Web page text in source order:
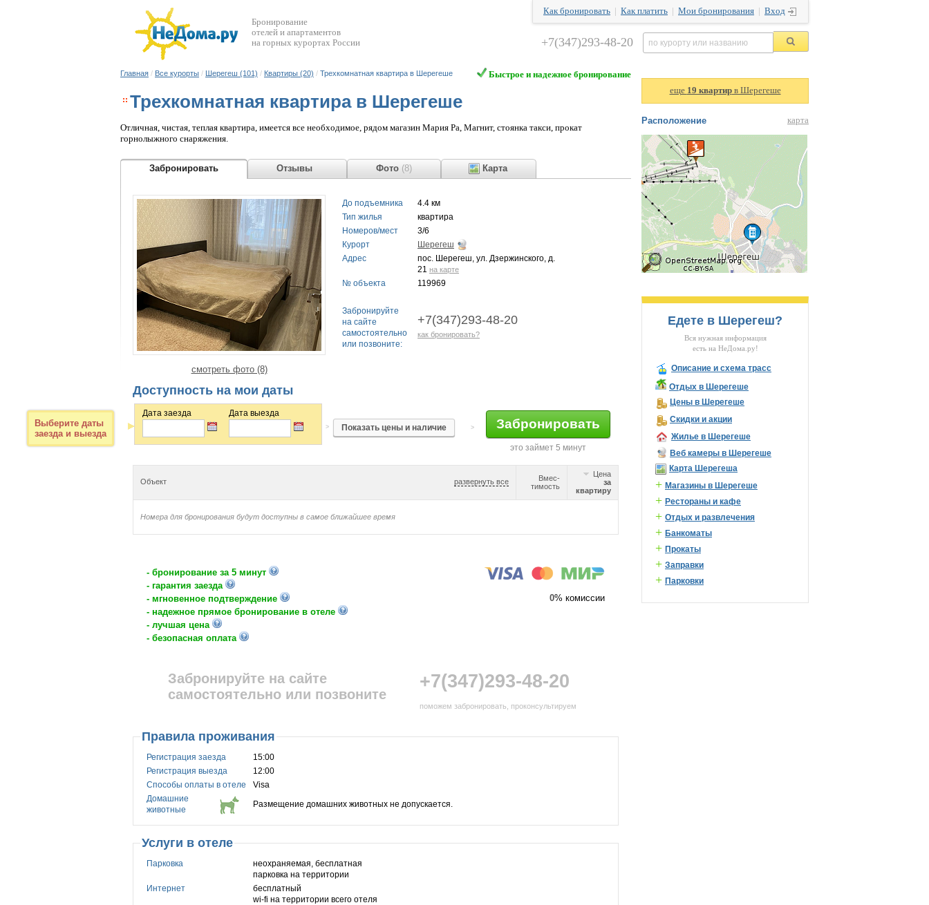
Бронирование
отелей и апартаментов
на горных курортах России
Как бронировать Как платить Мои бронирования Вход
+7(347)293-48-20
Главная / Все курорты / Шерегеш (101) / Квартиры (20) / Трехкомнатная квартира в Шерегеше Быстрое и надежное бронирование
Трехкомнатная квартира в Шерегеше
Отличная, чистая, теплая квартира, имеется все необходимое, рядом магазин Мария Ра, Магнит, стоянка такси, прокат
горнолыжного снаряжения.
Забронировать Отзывы Фото (8) Карта
смотреть фото (8)
До подъемника
4.4 км
Тип жилья
квартира
Номеров/мест
3/6
Курорт
Шерегеш
Адрес
пос. Шерегеш, ул. Дзержинского, д.
21 на карте
№ объекта 119969
Забронируйте
на сайте
самостоятельно
или позвоните:
+7(347)293-48-20
как бронировать?
Доступность на мои даты
Выберите даты
заезда и выезда
Дата заезда Дата выезда
> >
это займет 5 минут
развернуть все
Объект
Вмес-
тимость
Цена
за
квартиру
Номера для бронирования будут доступны в самое ближайшее время
0% комиссии
- бронирование за 5 минут
- гарантия заезда
- мгновенное подтверждение
- надежное прямое бронирование в отеле
- лучшая цена
- безопасная оплата
+7(347)293-48-20
поможем забронировать, проконсультируем
Забронируйте на сайте
самостоятельно или позвоните
Правила проживания
Регистрация заезда
15:00
Регистрация выезда
12:00
Способы оплаты в отеле
Visa
Домашние
животные
Размещение домашних животных не допускается.
Услуги в отеле
Парковка
неохраняемая, бесплатная
парковка на территории
Интернет
бесплатный
wi-fi на территории всего отеля
еще 19 квартирв Шерегеше
Расположение карта
Едете в Шерегеш?
Вся нужная информация
есть на НеДома.ру!
Описание и схема трасс
Отдых в Шерегеше
Цены в Шерегеше
Скидки и акции
Жилье в Шерегеше
Веб камеры в Шерегеше
Карта Шерегеша
+ Магазины в Шерегеше
+ Рестораны и кафе
+ Отдых и развлечения
+ Банкоматы
+ Прокаты
+ Заправки
+ Парковки